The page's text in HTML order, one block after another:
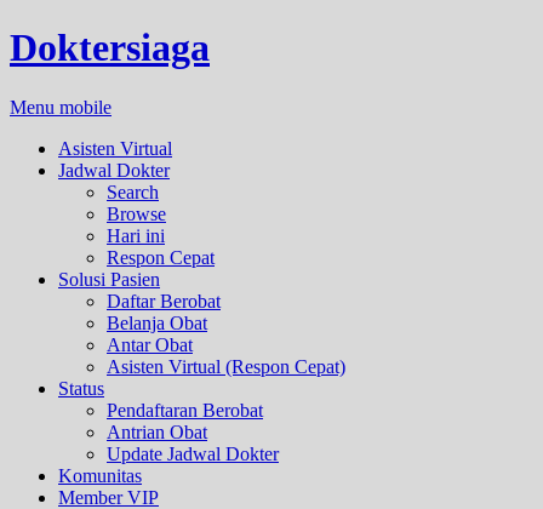
Doktersiaga
Menu mobile
Asisten Virtual
Jadwal Dokter
Search
Browse
Hari ini
Respon Cepat
Solusi Pasien
Daftar Berobat
Belanja Obat
Antar Obat
Asisten Virtual (Respon Cepat)
Status
Pendaftaran Berobat
Antrian Obat
Update Jadwal Dokter
Komunitas
Member VIP